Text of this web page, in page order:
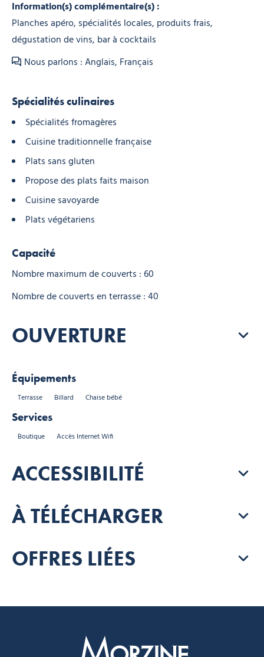
Information(s) complémentaire(s) :
Planches apéro, spécialités locales, produits frais,
dégustation de vins, bar à cocktails
Nous parlons : Anglais, Français
Spécialités culinaires
Spécialités fromagères
Cuisine traditionnelle française
Plats sans gluten
Propose des plats faits maison
Cuisine savoyarde
Plats végétariens
Capacité
Nombre maximum de couverts : 60
Nombre de couverts en terrasse : 40
OUVERTURE
Équipements
Terrasse Billard Chaise bébé
Services
Boutique Accès Internet Wifi
ACCESSIBILITÉ
À TÉLÉCHARGER
OFFRES LIÉES